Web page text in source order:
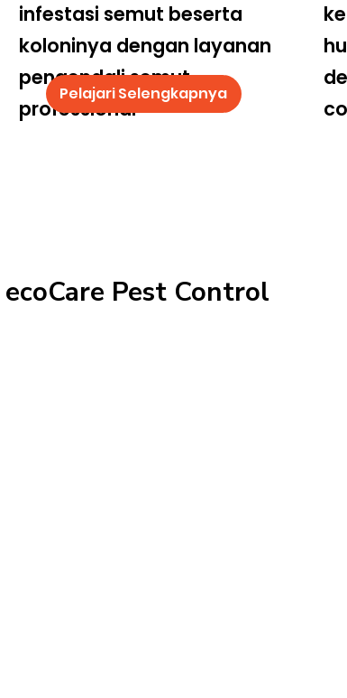
infestasi semut beserta
koloninya dengan layanan
pengendali semut
professional
Pelajari Selengkapnya
Pest Control